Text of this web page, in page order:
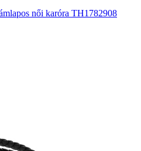
női karóra TH1782908